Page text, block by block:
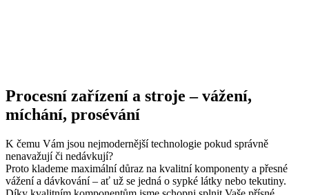
Procesní zařízení a stroje – vážení,
míchání, prosévání
K čemu Vám jsou nejmodernější technologie pokud správně
nenavažují či nedávkují?
Proto klademe maximální důraz na kvalitní komponenty a přesné
vážení a dávkování – ať už se jedná o sypké látky nebo tekutiny.